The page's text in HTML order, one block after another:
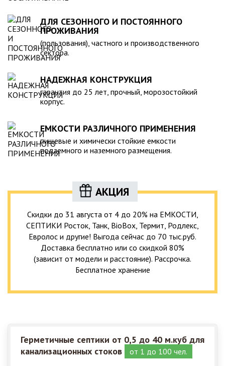
ДЛЯ СЕЗОННОГО И ПОСТОЯННОГО
ПРОЖИВАНИЯ
(пользования), частного и производственного
сектора.
НАДЕЖНАЯ КОНСТРУКЦИЯ
гарантия до 25 лет, прочный, морозостойкий
корпус.
ЕМКОСТИ РАЗЛИЧНОГО ПРИМЕНЕНИЯ
пищевые и химически стойкие емкости
подземного и наземного размещения.
АКЦИЯ
Скидки до 31 августа от 4 до 20% на ЕМКОСТИ,
СЕПТИКИ Росток, Танк, BioBox, Термит, Родлекс,
Евролос и другие! Выгода сейчас до 70 тыс.руб.
Доставка бесплатно или со скидкой 80%
(зависит от модели и расстояние). Рассрочка.
Бесплатное хранение
Герметичные септики от 0,5 до 40 м.куб для
канализационных стоков
от 1 до 100 чел.